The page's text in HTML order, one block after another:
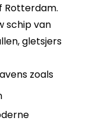
Rotterdam.
schip van
gletsjers
zoals